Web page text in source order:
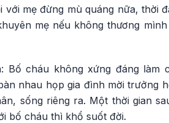
mẹ đừng mù quáng nữa, thời
mẹ nếu không thương
Bố cháu không xứng đáng làm
nhau họp gia đình mời trưởng
sống riêng ra. Một thời gian
bố cháu thì khổ suốt đời.